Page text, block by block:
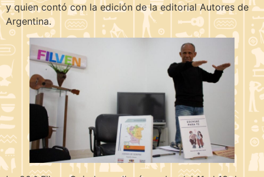
y quien contó con la edición de la editorial Autores de
Argentina.